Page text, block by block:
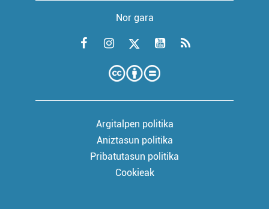
Nor gara
Argitalpen politika
Aniztasun politika
Pribatutasun politika
Cookieak